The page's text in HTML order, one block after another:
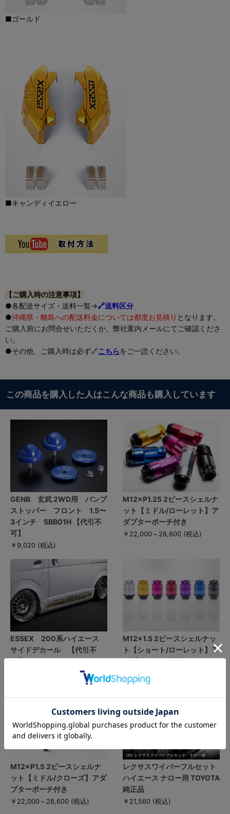
■ゴールド
■キャンディイエロー
【ご購入時の注意事項】
●各配送サイズ・送料一覧→🔗送料区分
●沖縄県・離島への配送料金については都度お見積り となります。
ご購入前にお問合せいただくか、弊社案内メールにてご確認くださ
い。
●その他、ご購入時は必ず🔗こちらをご一読ください。
この商品を購入した人はこんな商品も購入しています
GENB 玄武 2WD用 バンプ
ストッパー フロント 1.5〜
3インチ SBB01H 【代引不
可】
￥9,020 (税込)
M12×P1.25 2ピースシェルナ
ット【ミドル/ローレット】ア
ダプターポーチ付き
￥22,000～28,600 (税込)
ESSEX 200系ハイエース
サイドデカール 【代引不
可】
(税込)
M12×1.5 2ピースシェルナッ
ト【ショート/ローレット】ア
ダプターポーチ付き
￥20,900～27,500
M12×P1.5 2ピースシェルナ
ット【ミドル/クローズ】アダ
プターポーチ付き
￥22,000～28,600 (税込)
レクサスワイパーフルセット
ハイエース ナロー用 TOYOTA
純正品
￥21,560 (税込)